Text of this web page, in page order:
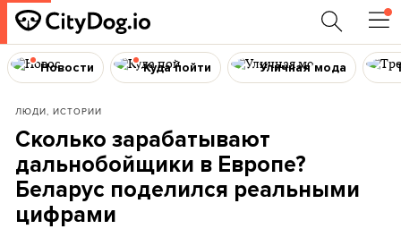
Новости Куда пойти Уличная мода
ЛЮДИ, ИСТОРИИ
Сколько зарабатывают
дальнобойщики в Европе?
Беларус поделился реальными
цифрами